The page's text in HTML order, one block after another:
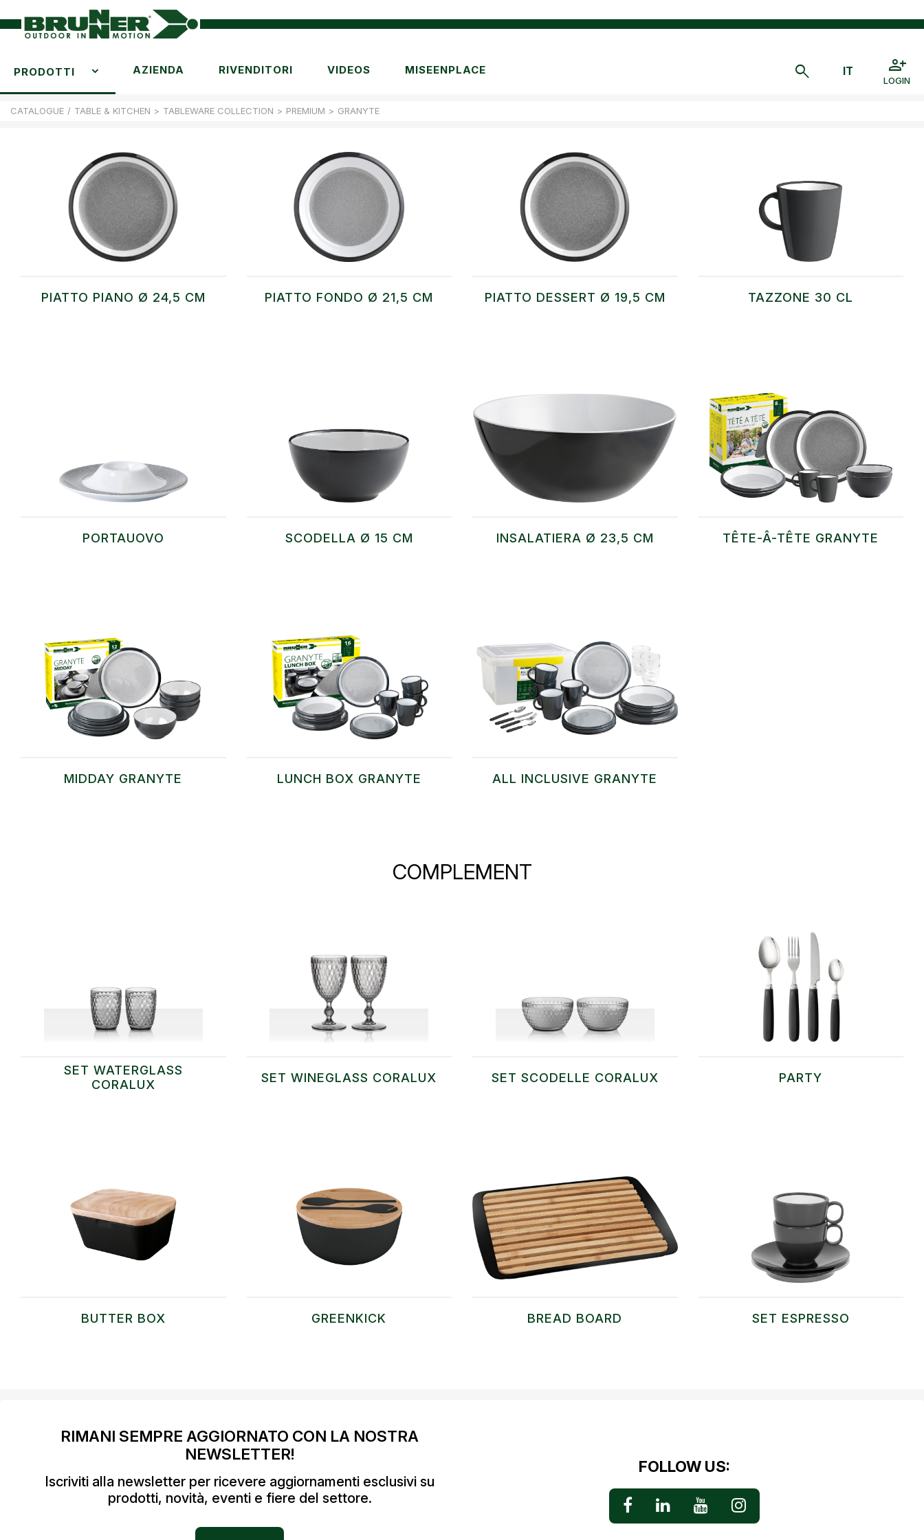
PRODOTTI AZIENDA RIVENDITORI VIDEOS MISEENPLACE
LOGIN
CATALOGUE / TABLE & KITCHEN > TABLEWARE COLLECTION > PREMIUM > GRANYTE
PIATTO PIANO Ø 24,5 CM PIATTO FONDO Ø 21,5 CM PIATTO DESSERT Ø 19,5 CM TAZZONE 30 CL
PORTAUOVO SCODELLA Ø 15 CM INSALATIERA Ø 23,5 CM TÊTE-Â-TÊTE GRANYTE
MIDDAY GRANYTE LUNCH BOX GRANYTE ALL INCLUSIVE GRANYTE
COMPLEMENT
SET WATERGLASS
CORALUX
SET WINEGLASS CORALUX SET SCODELLE CORALUX PARTY
BUTTER BOX GREENKICK BREAD BOARD SET ESPRESSO
RIMANI SEMPRE AGGIORNATO CON LA NOSTRA
NEWSLETTER!
Iscriviti alla newsletter per ricevere aggiornamenti esclusivi su
prodotti, novità, eventi e fiere del settore.
FOLLOW US: